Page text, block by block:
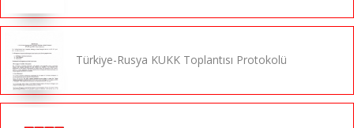
Türkiye-Rusya KUKK Toplantısı Protokolü